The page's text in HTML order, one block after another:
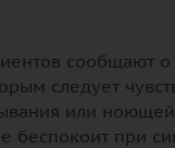
сообщают
следует
или
беспокоит при